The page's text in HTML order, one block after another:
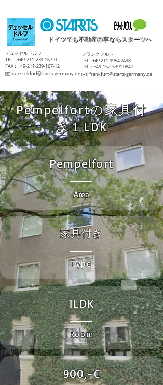
ドイツでも不動産の事ならスターツへ
​デュッセルドルフ
TEL：+49-211-239-167-0
FAX：+49-211-239-167-12
​✉️:duesseldorf@starts-germany.de
​フランクフルト
TEL :+49 211 9954 2498
TEL：+49-152-5391 0847
​✉️:frankfurt@starts-germany.de
Pempelfortの家具付
き１LDK
Pempelfort
Area
家具付き
Type
1LDK
Room
900,-€